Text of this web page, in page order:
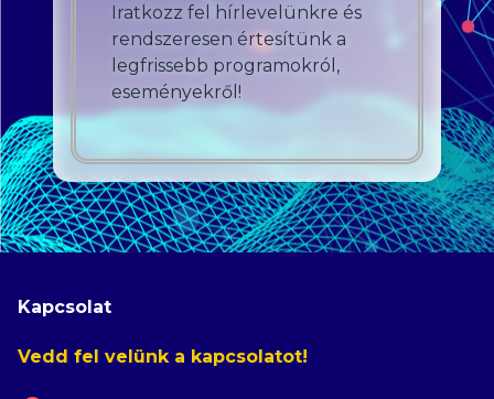
Iratkozz fel hírlevelünkre és
rendszeresen értesítünk a
legfrissebb programokról,
eseményekről!
Kapcsolat
Vedd fel velünk a kapcsolatot!